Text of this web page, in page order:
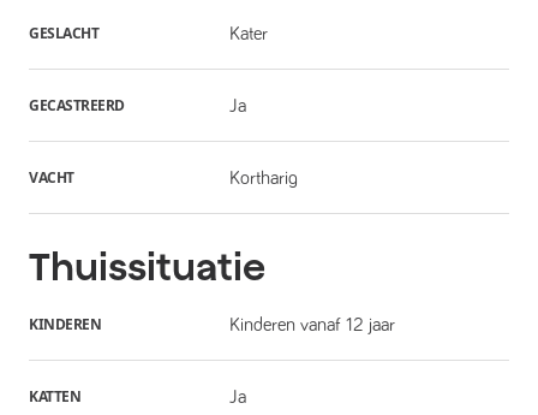
GESLACHT Kater
GECASTREERD Ja
VACHT Kortharig
Thuissituatie
KINDEREN Kinderen vanaf 12 jaar
KATTEN Ja